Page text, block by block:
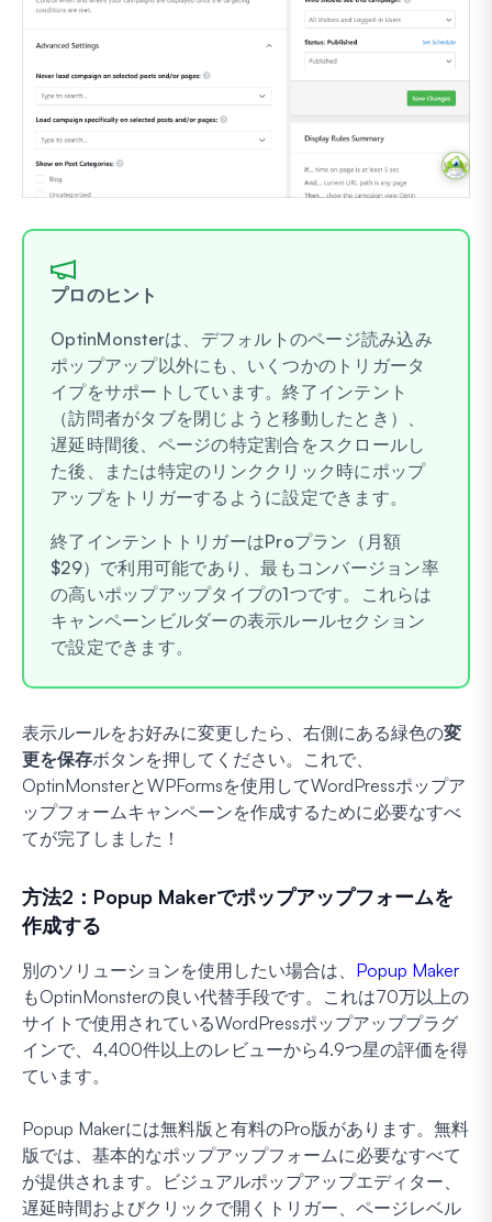
プロのヒント
OptinMonsterは、デフォルトのページ読み込み
ポップアップ以外にも、いくつかのトリガータ
イプをサポートしています。終了インテント
（訪問者がタブを閉じようと移動したとき）、
遅延時間後、ページの特定割合をスクロールし
た後、または特定のリンククリック時にポップ
アップをトリガーするように設定できます。
終了インテントトリガーはProプラン（月額
$29）で利用可能であり、最もコンバージョン率
の高いポップアップタイプの1つです。これらは
キャンペーンビルダーの表示ルールセクション
で設定できます。
表示ルールをお好みに変更したら、右側にある緑色の変
更を保存ボタンを押してください。これで、
OptinMonsterとWPFormsを使用してWordPressポップア
ップフォームキャンペーンを作成するために必要なすべ
てが完了しました！
方法2：Popup Makerでポップアップフォームを
作成する
別のソリューションを使用したい場合は、 Popup Maker
もOptinMonsterの良い代替手段です。これは70万以上の
サイトで使用されているWordPressポップアッププラグ
インで、4,400件以上のレビューから4.9つ星の評価を得
ています。
Popup Makerには無料版と有料のPro版があります。無料
版では、基本的なポップアップフォームに必要なすべて
が提供されます。ビジュアルポップアップエディター、
遅延時間およびクリックで開くトリガー、ページレベル